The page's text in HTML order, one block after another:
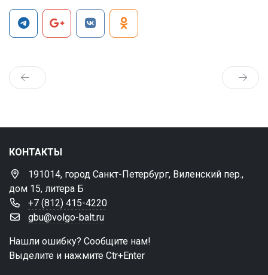
КОНТАКТЫ
191014, город Санкт-Петербург, Виленский пер.,
дом 15, литера Б
+7 (812) 415-4220
gbu@volgo-balt.ru
Нашли ошибку? Сообщите нам!
Выделите и нажмите Ctr+Enter